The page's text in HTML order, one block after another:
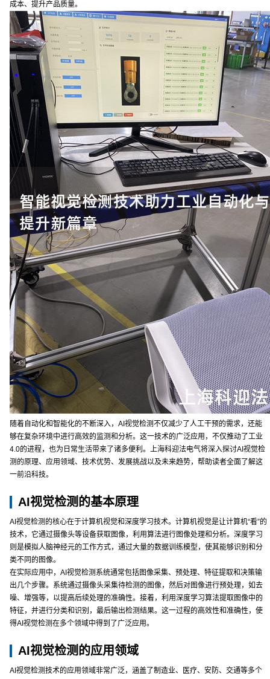
成本、提升产品质量。
随着自动化和智能化的不断深入，AI视觉检测不仅减少了人工干预的需求，还能
够在复杂环境中进行高效的监测和分析。这一技术的广泛应用，不仅推动了工业
4.0的进程，也为日常生活带来了诸多便利。上海科迎法电气将深入探讨AI视觉检
测的原理、应用领域、技术优势、发展挑战以及未来趋势，帮助读者全面了解这
一前沿科技。
AI视觉检测的基本原理
AI视觉检测的核心在于计算机视觉和深度学习技术。计算机视觉是让计算机“看”的
技术，它通过摄像头等设备获取图像，利用算法进行图像处理和分析。深度学习
则是模拟人脑神经元的工作方式，通过大量的数据训练模型，使其能够识别和分
类不同的图像。
在实际应用中，AI视觉检测系统通常包括图像采集、预处理、特征提取和决策输
出几个步骤。系统通过摄像头采集待检测的图像，然后对图像进行预处理，如去
噪、增强等，以提高后续处理的准确性。接着，利用深度学习算法提取图像中的
特征，并进行分类和识别，最后输出检测结果。这一过程的高效性和准确性，使
得AI视觉检测在多个领域中得到了广泛应用。
AI视觉检测的应用领域
AI视觉检测技术的应用领域非常广泛，涵盖了制造业、医疗、安防、交通等多个